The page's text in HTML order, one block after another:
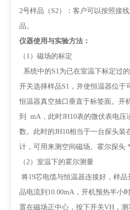
2号样品（ S2）：客户可以按照接
品。
仪器使用与实验方法 ：
（ 1 ）磁场的标定
系统中的S1为已在室温下标定过
开关选择样品S1 ，并使恒温器位于
恒温器真空抽口垂直于标签面。开
到mA ，此时JH10表的微伏表电压
数。此时的JH10相当于一台探头装
计，可用来测空间磁场。霍尔探头 *
（2）室温下的霍尔测量
将19芯电缆与恒温器连接好，样品
品电流到 10.00mA ，开机预热半小
置在磁场正中心，按下开关VH ，